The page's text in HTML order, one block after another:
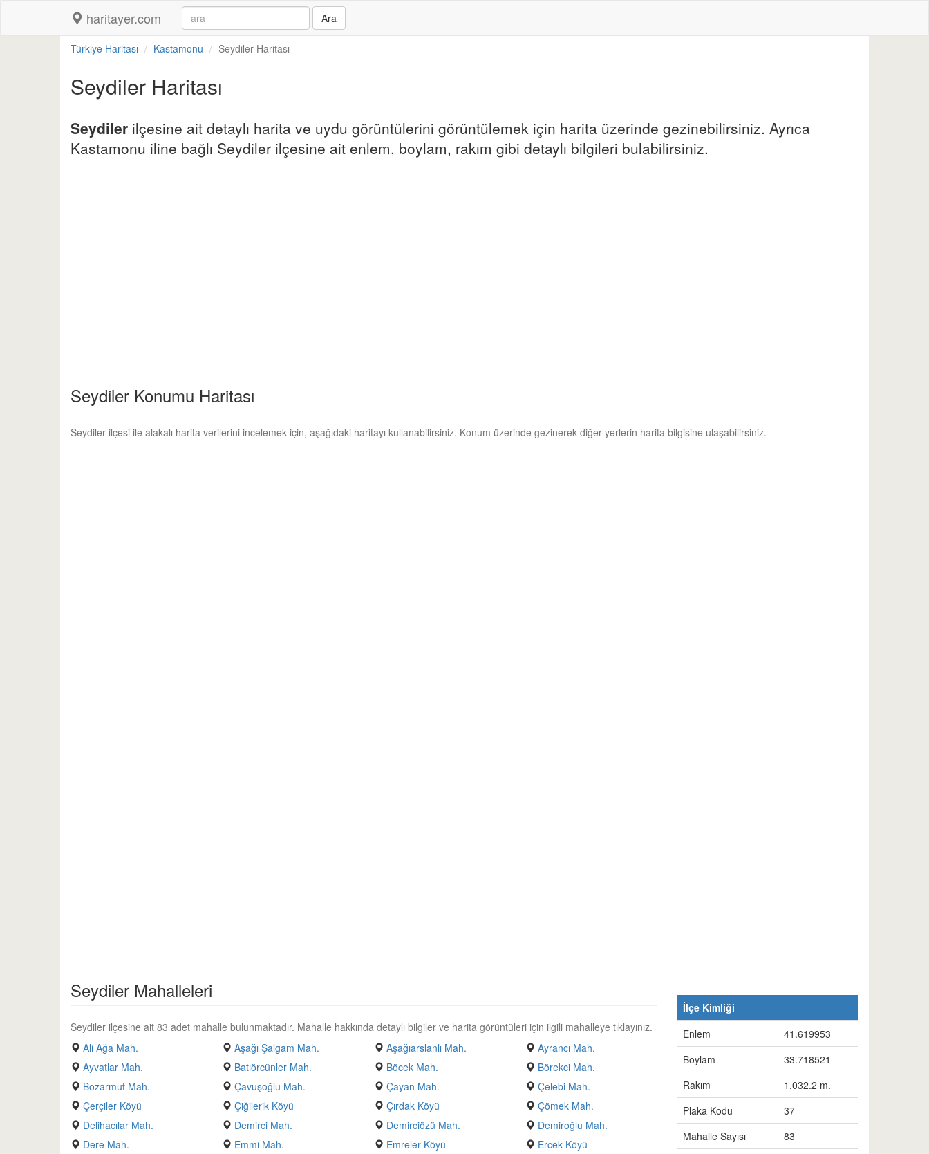
haritayer.com Ara
Türkiye Haritası Kastamonu Seydiler Haritası
Seydiler Haritası
Seydiler ilçesine ait detaylı harita ve uydu görüntülerini görüntülemek için harita üzerinde gezinebilirsiniz. Ayrıca
Kastamonu iline bağlı Seydiler ilçesine ait enlem, boylam, rakım gibi detaylı bilgileri bulabilirsiniz.
Seydiler Konumu Haritası
Seydiler ilçesi ile alakalı harita verilerini incelemek için, aşağıdaki haritayı kullanabilirsiniz. Konum üzerinde gezinerek diğer yerlerin harita bilgisine ulaşabilirsiniz.
Seydiler Mahalleleri
Seydiler ilçesine ait 83 adet mahalle bulunmaktadır. Mahalle hakkında detaylı bilgiler ve harita görüntüleri için ilgili mahalleye tıklayınız.
Ali Ağa Mah.
Aşağı Şalgam Mah. Aşağıarslanlı Mah.
Ayrancı Mah.
Ayvatlar Mah.
Batıörcünler Mah. Böcek Mah.
Börekci Mah.
Bozarmut Mah.
Çavuşoğlu Mah. Çayan Mah.
Çelebi Mah.
Çerçiler Köyü
Çiğilerik Köyü Çırdak Köyü
Çömek Mah.
Delihacılar Mah.
Demirci Mah. Demirciözü Mah.
Demiroğlu Mah.
Dere Mah.
Emmi Mah. Emreler Köyü
Ercek Köyü
İlçe Kimliği
Enlem
41.619953
Boylam
33.718521
Rakım
1,032.2 m.
Plaka Kodu
37
Mahalle Sayısı
83